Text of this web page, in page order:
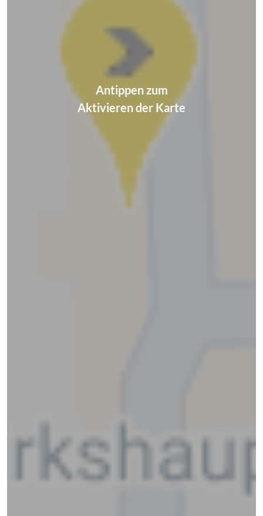
Antippen zum
Aktivieren der Karte